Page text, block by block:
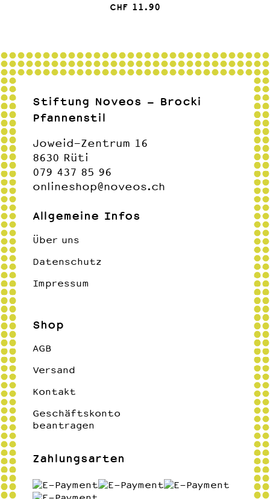
CHF 11.90
Stiftung Noveos - Brocki
Pfannenstil
Joweid-Zentrum 16
8630 Rüti
079 437 85 96
onlineshop@noveos.ch
Allgemeine Infos
Über uns
Datenschutz
Impressum
Shop
AGB
Versand
Kontakt
Geschäftskonto
beantragen
Zahlungsarten